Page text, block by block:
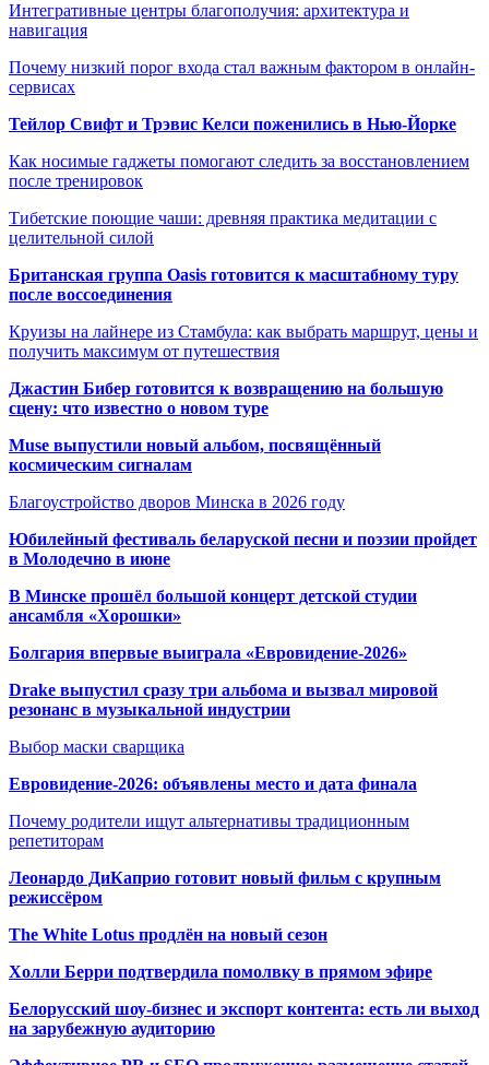
Интегративные центры благополучия: архитектура и
навигация
Почему низкий порог входа стал важным фактором в онлайн-
сервисах
Тейлор Свифт и Трэвис Келси поженились в Нью-Йорке
Как носимые гаджеты помогают следить за восстановлением
после тренировок
Тибетские поющие чаши: древняя практика медитации с
целительной силой
Британская группа Oasis готовится к масштабному туру
после воссоединения
Круизы на лайнере из Стамбула: как выбрать маршрут, цены и
получить максимум от путешествия
Джастин Бибер готовится к возвращению на большую
сцену: что известно о новом туре
Muse выпустили новый альбом, посвящённый
космическим сигналам
Благоустройство дворов Минска в 2026 году
Юбилейный фестиваль беларуской песни и поэзии пройдет
в Молодечно в июне
В Минске прошёл большой концерт детской студии
ансамбля «Хорошки»
Болгария впервые выиграла «Евровидение-2026»
Drake выпустил сразу три альбома и вызвал мировой
резонанс в музыкальной индустрии
Выбор маски сварщика
Евровидение-2026: объявлены место и дата финала
Почему родители ищут альтернативы традиционным
репетиторам
Леонардо ДиКаприо готовит новый фильм с крупным
режиссёром
The White Lotus продлён на новый сезон
Холли Берри подтвердила помолвку в прямом эфире
Белорусский шоу-бизнес и экспорт контента: есть ли выход
на зарубежную аудиторию